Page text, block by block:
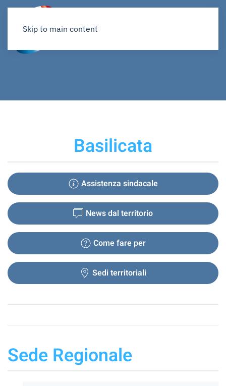
Skip to main content
Basilicata
Assistenza sindacale
News dal territorio
Come fare per
Sedi territoriali
Sede Regionale